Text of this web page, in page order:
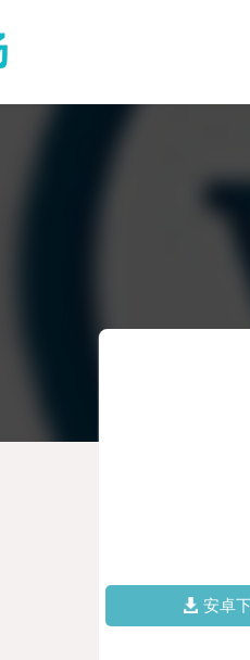
安卓